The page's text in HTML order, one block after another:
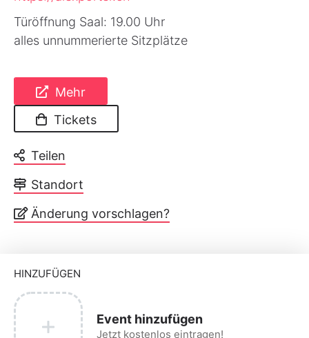
Türöffnung Saal: 19.00 Uhr
alles unnummerierte Sitzplätze
Mehr
Tickets
Teilen
Standort
Änderung vorschlagen?
HINZUFÜGEN
Event hinzufügen
Jetzt kostenlos eintragen!